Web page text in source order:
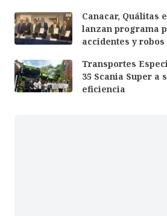
Canacar, Quálitas
lanzan programa
accidentes y
Transportes
35 Scania Super a
eficiencia